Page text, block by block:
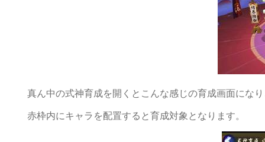
真ん中の式神育成を開くとこんな感じの育成画面になり
赤枠内にキャラを配置すると育成対象となります。